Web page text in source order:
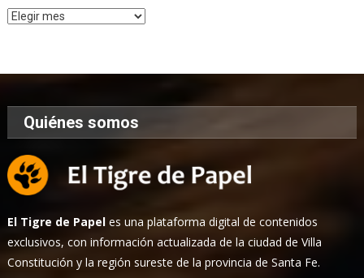
Archivo
Quiénes somos
El Tigre de Papel es una plataforma digital de contenidos
exclusivos, con información actualizada de la ciudad de Villa
Constitución y la región sureste de la provincia de Santa Fe.